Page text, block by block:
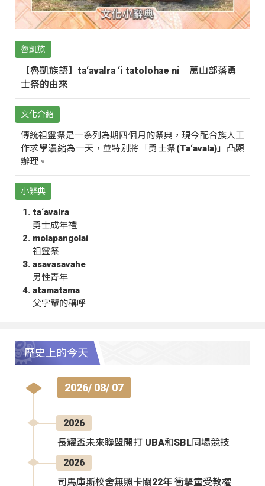
魯凱族
【魯凱族語】ta‘avalra ‘i tatolohae ni｜萬山部落勇
士祭的由來
文化介紹
傳統祖靈祭是一系列為期四個月的祭典，現今配合族人工
作求學濃縮為一天，並特別將「勇士祭(Ta‘avala)」凸顯
辦理。
小辭典
ta‘avalra
勇士成年禮
molapangolai
祖靈祭
asavasavahe
男性青年
atamatama
父字輩的稱呼
歷史上的今天
2026/ 08/ 07
2026
長耀盃未來聯盟開打 UBA和SBL同場競技
2026
司馬庫斯校舍無照卡關22年 衝擊童受教權